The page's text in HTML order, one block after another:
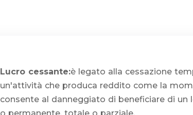
Lucro cessante:è legato alla cessazione
un'attività che produca reddito come la
consente al danneggiato di beneficiare di